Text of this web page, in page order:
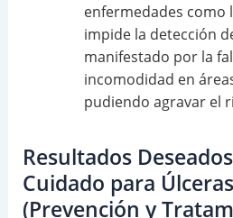
enfermedades como
impide la detección
manifestado por la
incomodidad en
pudiendo agravar el
Resultados
Cuidado para
(Prevención y